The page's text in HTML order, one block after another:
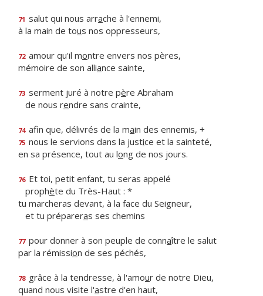
71 salut qui nous arrache à l'ennemi,
à la main de tous nos oppresseurs,
72 amour qu'il montre envers nos pères,
mémoire de son alliance sainte,
73 serment juré à notre père Abraham
de nous rendre sans crainte,
74 afin que, délivrés de la main des ennemis, +
75 nous le servions dans la justice et la sainteté,
en sa présence, tout au long de nos jours.
76 Et toi, petit enfant, tu seras appelé
prophète du Très-Haut : *
tu marcheras devant, à la face du Seigneur,
et tu prépareras ses chemins
77 pour donner à son peuple de connaître le salut
par la rémission de ses péchés,
78 grâce à la tendresse, à l'amour de notre Dieu,
quand nous visite l'astre d'en haut,